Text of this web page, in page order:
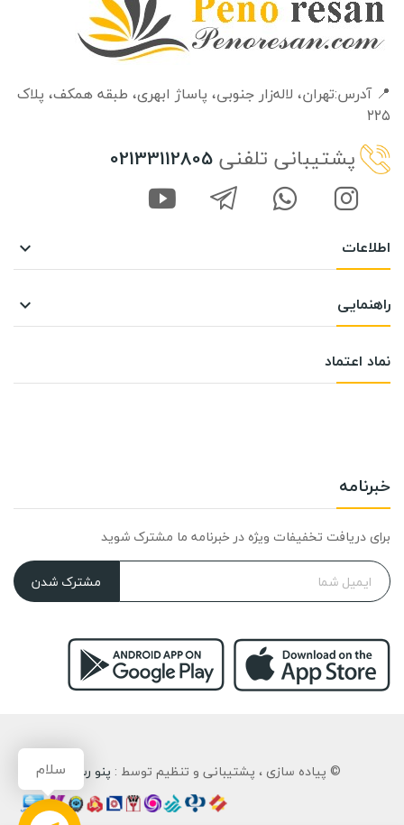
📍 آدرس:تهران، لاله‌زار جنوبی، پاساژ ابهری، طبقه‌ همکف، پلاک
۲۲۵
پشتیبانی تلفنی 02133112805
اطلاعات 
راهنمایی 
نماد اعتماد
خبرنامه
برای دریافت تخفیفات ویژه در خبرنامه ما مشترک شوید
مشترک شدن
© پیاده سازی ، پشتیبانی و تنظیم توسط : پنو رسانسلام